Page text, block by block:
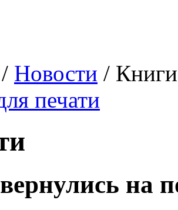
/ Новости /
печати
на